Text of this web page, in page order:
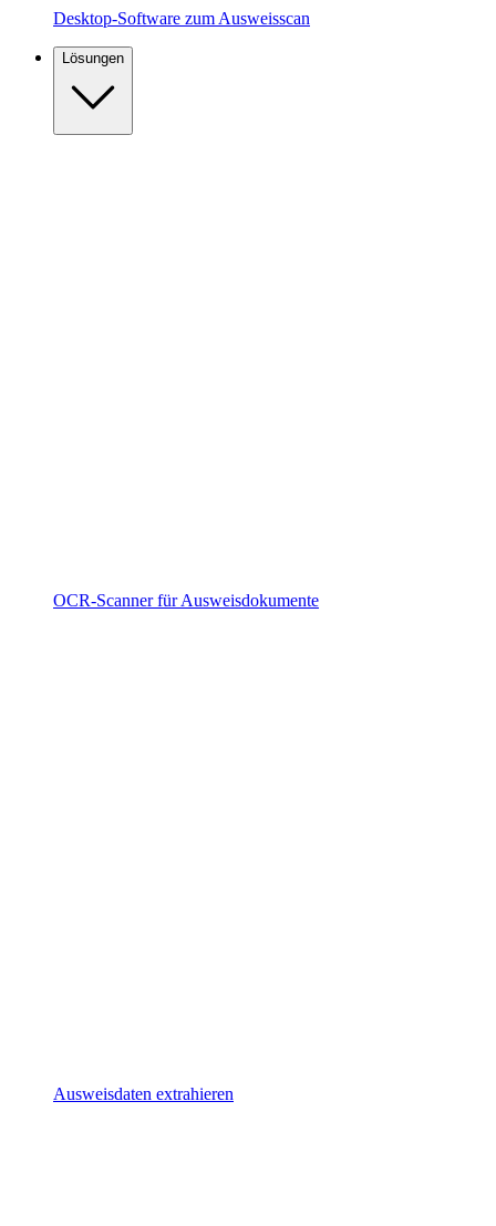
Desktop-Software zum Ausweisscan
Lösungen
OCR-Scanner für Ausweisdokumente
Ausweisdaten extrahieren